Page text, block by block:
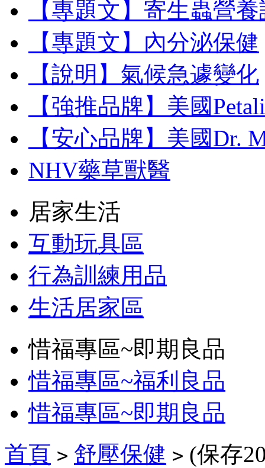
【專題文】寄生蟲營
【專題文】內分泌保健
【說明】氣候急遽變化
【強推品牌】美國
【安心品牌】美國Dr.
NHV藥草獸醫
居家生活
互動玩具區
行為訓練用品
生活居家區
惜福專區~即期良品
惜福專區~福利良品
惜福專區~即期良品
首頁 > 舒壓保健 > (保存